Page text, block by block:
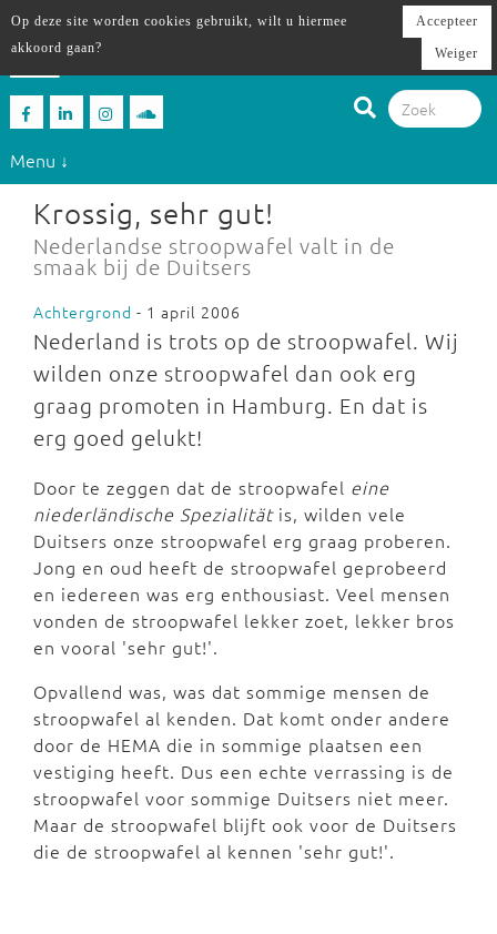
Menu ↓
Krossig, sehr gut!
Nederlandse stroopwafel valt in de
smaak bij de Duitsers
Achtergrond - 1 april 2006
Nederland is trots op de stroopwafel. Wij
wilden onze stroopwafel dan ook erg
graag promoten in Hamburg. En dat is
erg goed gelukt!
Door te zeggen dat de stroopwafel eine
niederländische Spezialitätis, wilden vele
Duitsers onze stroopwafel erg graag proberen.
Jong en oud heeft de stroopwafel geprobeerd
en iedereen was erg enthousiast. Veel mensen
vonden de stroopwafel lekker zoet, lekker bros
en vooral 'sehr gut!'.
Opvallend was, was dat sommige mensen de
stroopwafel al kenden. Dat komt onder andere
door de HEMA die in sommige plaatsen een
vestiging heeft. Dus een echte verrassing is de
stroopwafel voor sommige Duitsers niet meer.
Maar de stroopwafel blijft ook voor de Duitsers
die de stroopwafel al kennen 'sehr gut!'.
Op deze site worden cookies gebruikt, wilt u hiermee
akkoord gaan?
Accepteer
Weiger